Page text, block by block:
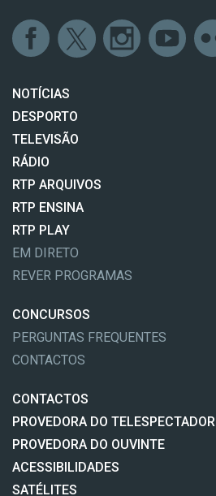
NOTÍCIAS
DESPORTO
TELEVISÃO
RÁDIO
RTP ARQUIVOS
RTP ENSINA
RTP PLAY
EM DIRETO
REVER PROGRAMAS
CONCURSOS
PERGUNTAS FREQUENTES
CONTACTOS
CONTACTOS
PROVEDORA DO TELESPECTADOR
PROVEDORA DO OUVINTE
ACESSIBILIDADES
SATÉLITES